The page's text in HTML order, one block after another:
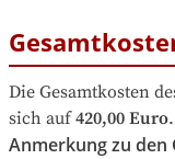
Die Gesamtkosten
sich auf 420,00 Euro.
Anmerkung zu den